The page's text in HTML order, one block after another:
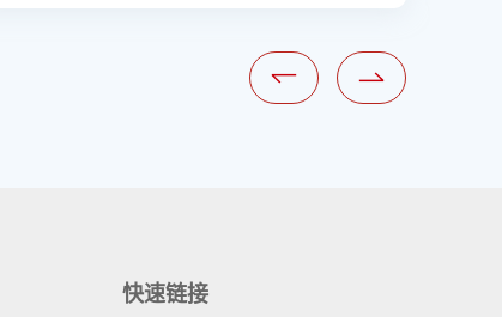
快速链接